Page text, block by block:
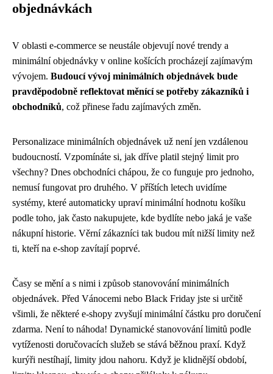
objednávkách
V oblasti e-commerce se neustále objevují nové trendy a
minimální objednávky v online košících procházejí zajímavým
vývojem. Budoucí vývoj minimálních objednávek bude
pravděpodobně reflektovat měnící se potřeby zákazníků i
obchodníků, což přinese řadu zajímavých změn.
Personalizace minimálních objednávek už není jen vzdálenou
budoucností. Vzpomínáte si, jak dříve platil stejný limit pro
všechny? Dnes obchodníci chápou, že co funguje pro jednoho,
nemusí fungovat pro druhého. V příštích letech uvidíme
systémy, které automaticky upraví minimální hodnotu košíku
podle toho, jak často nakupujete, kde bydlíte nebo jaká je vaše
nákupní historie. Věrní zákazníci tak budou mít nižší limity než
ti, kteří na e-shop zavítají poprvé.
Časy se mění a s nimi i způsob stanovování minimálních
objednávek. Před Vánocemi nebo Black Friday jste si určitě
všimli, že některé e-shopy zvyšují minimální částku pro doručení
zdarma. Není to náhoda! Dynamické stanovování limitů podle
vytíženosti doručovacích služeb se stává běžnou praxí. Když
kurýři nestíhají, limity jdou nahoru. Když je klidnější období,